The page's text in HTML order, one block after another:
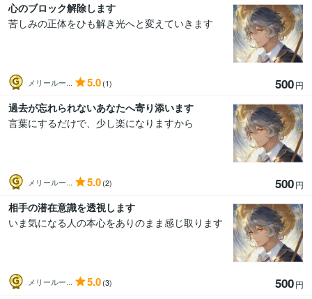
心のブロック解除します
苦しみの正体をひも解き光へと変えていきます
メリールー... 5.0(1) 500円
過去が忘れられないあなたへ寄り添います
言葉にするだけで、少し楽になりますから
メリールー... 5.0(2) 500円
相手の潜在意識を透視します
いま気になる人の本心をありのまま感じ取ります
メリールー... 5.0(3) 500円